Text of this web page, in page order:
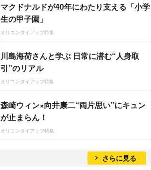
マクドナルドが40年にわたり支える「小学
生の甲子園」
オリコンタイアップ特集
川島海荷さんと学ぶ 日常に潜む“人身取
引”のリアル
オリコンタイアップ特集
森崎ウィン×向井康二“両片思い”にキュン
が止まらん！
オリコンタイアップ特集
さらに見る